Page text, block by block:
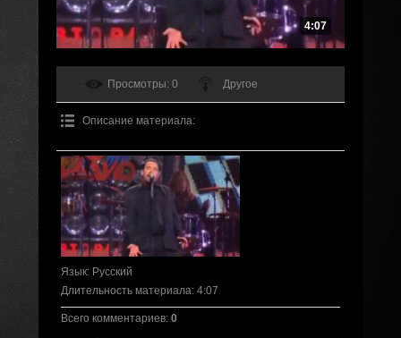
4:07
Просмотры: 0 Другое
Описание материала:
Язык: Русский
Длительность материала: 4:07
Всего комментариев: 0